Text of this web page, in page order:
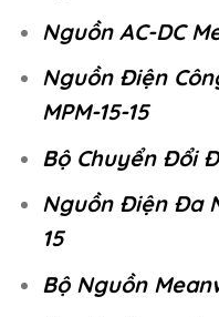
Nguồn AC-DC
Nguồn Điện
MPM-15-15
Bộ Chuyển Đổi
Nguồn Điện Đa
15
Bộ Nguồn